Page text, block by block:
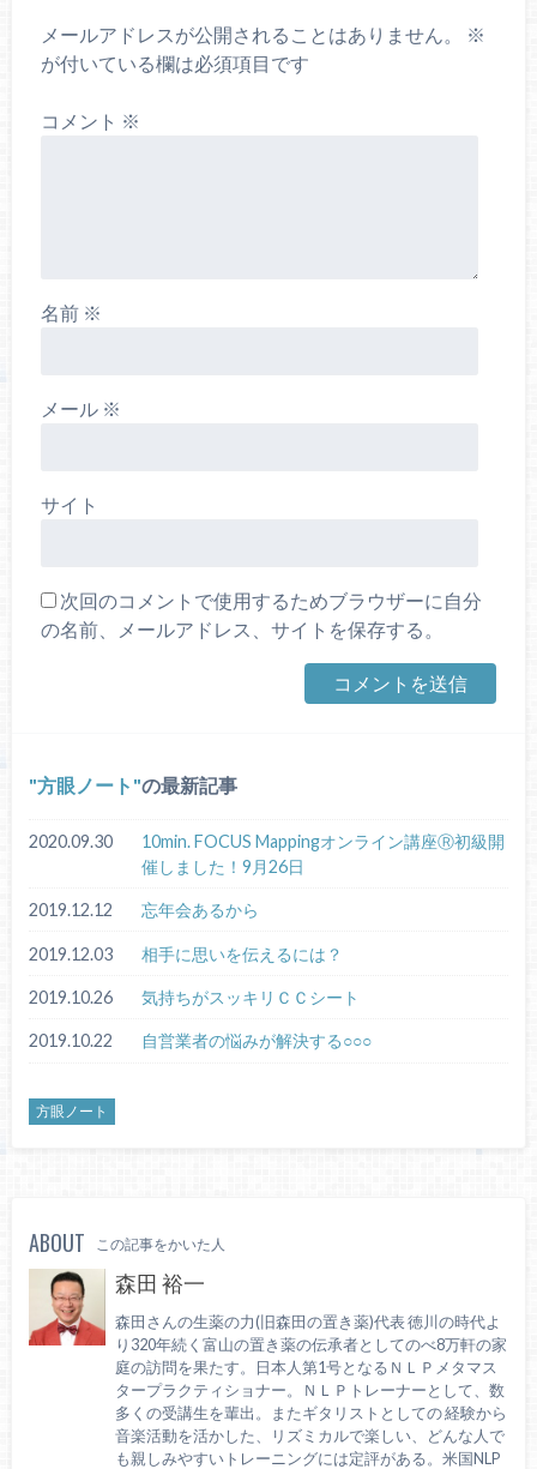
メールアドレスが公開されることはありません。
※
が付いている欄は必須項目です
コメント ※
名前 ※
メール ※
サイト
次回のコメントで使用するためブラウザーに自分
の名前、メールアドレス、サイトを保存する。
方眼ノート の最新記事
2020.09.30
10min. FOCUS Mappingオンライン講座Ⓡ初級開
催しました！9月26日
2019.12.12 忘年会あるから
2019.12.03 相手に思いを伝えるには？
2019.10.26 気持ちがスッキリＣＣシート
2019.10.22 自営業者の悩みが解決する○○○
方眼ノート
ABOUT この記事をかいた人
森田 裕一
森田さんの生薬の力(旧森田の置き薬)代表 徳川の時代よ
り320年続く富山の置き薬の伝承者としてのべ8万軒の家
庭の訪問を果たす。日本人第1号となるＮＬＰメタマス
タープラクティショナー。ＮＬＰトレーナーとして、数
多くの受講生を輩出。またギタリストとしての 経験から
音楽活動を活かした、リズミカルで楽しい、どんな人で
も親しみやすいトレーニングには定評がある。米国NLP